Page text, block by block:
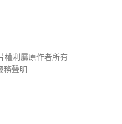
權利屬原作者所有
務聲明